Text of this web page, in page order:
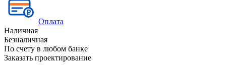
Оплата
Наличная
Безналичная
По счету в любом банке
Заказать проектирование